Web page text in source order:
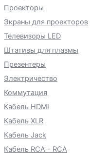
Проекторы
Экраны для проекторов
Телевизоры LED
Штативы для плазмы
Презентеры
Электричество
Коммутация
Кабель HDMI
Кабель XLR
Кабель Jack
Кабель RCA - RCA